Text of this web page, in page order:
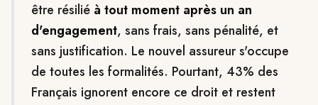
être résilié à tout moment après un an
d'engagement, sans frais, sans pénalité, et
sans justification. Le nouvel assureur s'occupe
de toutes les formalités. Pourtant, 43% des
Français ignorent encore ce droit et restent